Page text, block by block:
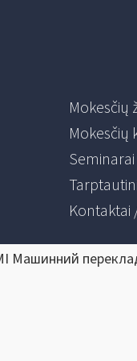
Mokesčių
Mokesčių
Seminarai
Kontaktai
Машинний